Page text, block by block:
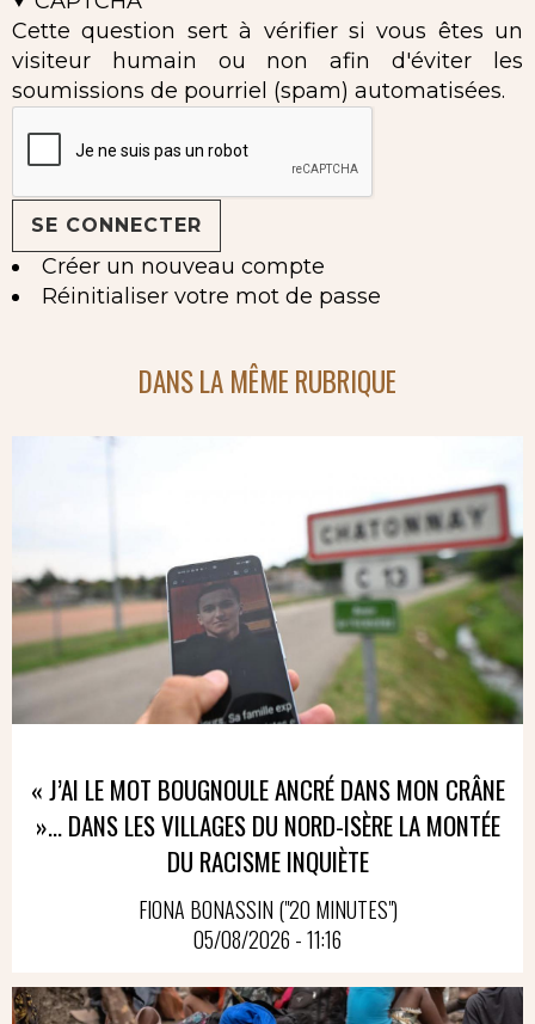
Cette question sert à vérifier si vous êtes un
visiteur humain ou non afin d'éviter les
soumissions de pourriel (spam) automatisées.
Créer un nouveau compte
Réinitialiser votre mot de passe
DANS LA MÊME RUBRIQUE
« J’AI LE MOT BOUGNOULE ANCRÉ DANS MON CRÂNE
»… DANS LES VILLAGES DU NORD-ISÈRE LA MONTÉE
DU RACISME INQUIÈTE
FIONA BONASSIN ("20 MINUTES")
05/08/2026 - 11:16